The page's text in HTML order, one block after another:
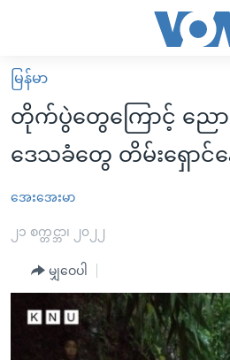
လွယ်ကူ
စေ
များ
ပင်မ
ကျော်
ကြည့်
မူလစာမျက်နှာ
မြန်မာ
ကမ္ဘာ့သတင်းများ
အစ္စရေး-ပါလက်စတိုင်း
အင်္ဂလိပ်စာလေ့လာမယ်
အမေရိကန်သုံးအီဒီယံ
မကြေးမုံရဲ့ အင်္ဂလိပ်စာ
အပတ်စဉ်ကဏ္ဍများ
ရေဒီယို
ရေဒီယိုနှင့်ရုပ်သံ အချက်အလက်များ
မြန်မာ
တိုက်ပွဲတွေကြောင့် ညော
ဒေသခံတွေ တိမ်းရှောင်န
အေးအေးမာ
၂၁ စက္တင္ဘာ၊ ၂၀၂၂
မျှဝေပါ